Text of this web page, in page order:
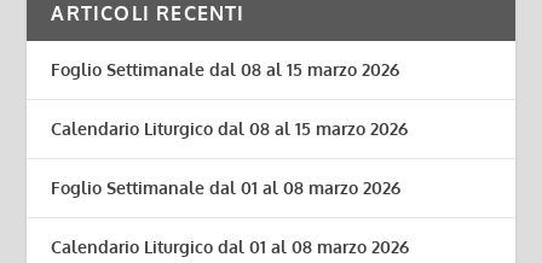
ARTICOLI RECENTI
Foglio Settimanale dal 08 al 15 marzo 2026
Calendario Liturgico dal 08 al 15 marzo 2026
Foglio Settimanale dal 01 al 08 marzo 2026
Calendario Liturgico dal 01 al 08 marzo 2026